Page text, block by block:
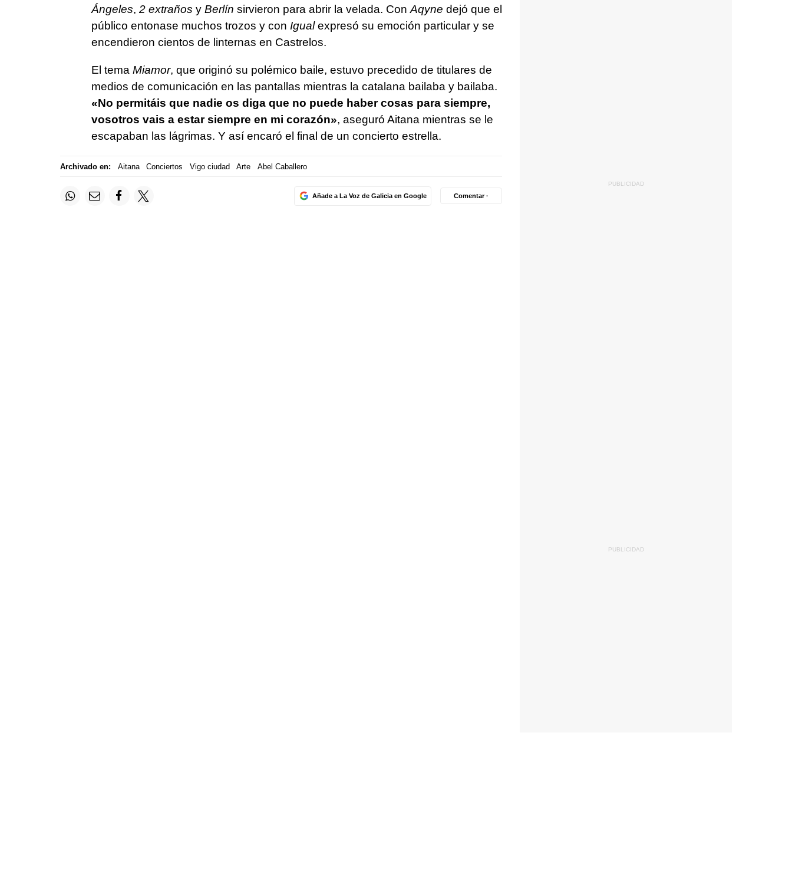
Ángeles, 2 extraños y Berlín sirvieron para abrir la velada. Con Aqyne dejó que el
público entonase muchos trozos y con Igualexpresó su emoción particular y se
encendieron cientos de linternas en Castrelos.
El tema Miamor, que originó su polémico baile, estuvo precedido de titulares de
medios de comunicación en las pantallas mientras la catalana bailaba y bailaba.
«No permitáis que nadie os diga que no puede haber cosas para siempre,
vosotros vais a estar siempre en mi corazón», aseguró Aitana mientras se le
escapaban las lágrimas. Y así encaró el final de un concierto estrella.
Archivado en: Aitana Conciertos Vigo ciudad Arte Abel Caballero
Añade a La Voz de Galicia en Google Comentar ·